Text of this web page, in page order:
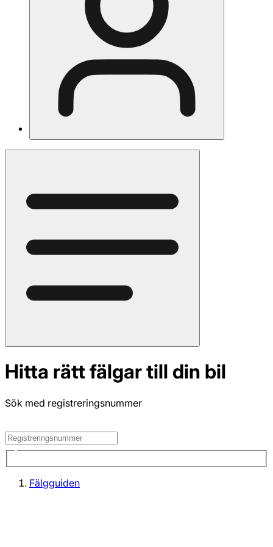
Hitta rätt fälgar till din bil
Sök med registreringsnummer
Fälgguiden